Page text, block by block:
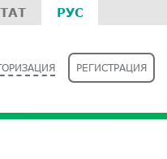
ТАТ РУС
РЕГИСТРАЦИЯ